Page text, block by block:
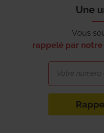
Une
Vous
rappelé par